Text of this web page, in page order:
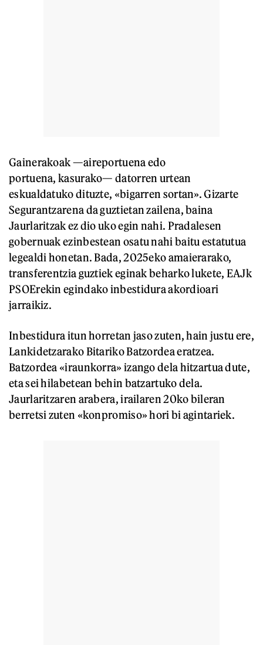
Gainerakoak —aireportuena edo
portuena, kasurako— datorren urtean
eskualdatuko dituzte, «bigarren sortan». Gizarte
Segurantzarena da guztietan zailena, baina
Jaurlaritzak ez dio uko egin nahi. Pradalesen
gobernuak ezinbestean osatu nahi baitu estatutua
legealdi honetan. Bada, 2025eko amaierarako,
transferentzia guztiek eginak beharko lukete, EAJk
PSOErekin egindako inbestidura akordioari
jarraikiz.
Inbestidura itun horretan jaso zuten, hain justu ere,
Lankidetzarako Bitariko Batzordea eratzea.
Batzordea «iraunkorra» izango dela hitzartua dute,
eta sei hilabetean behin batzartuko dela.
Jaurlaritzaren arabera, irailaren 20ko bileran
berretsi zuten «konpromiso» hori bi agintariek.